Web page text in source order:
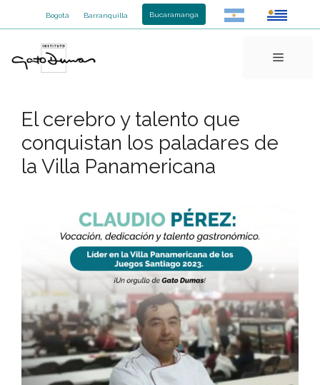
Bogotá Barranquilla Bucaramanga
Menú
El cerebro y talento que
conquistan los paladares de
la Villa Panamericana